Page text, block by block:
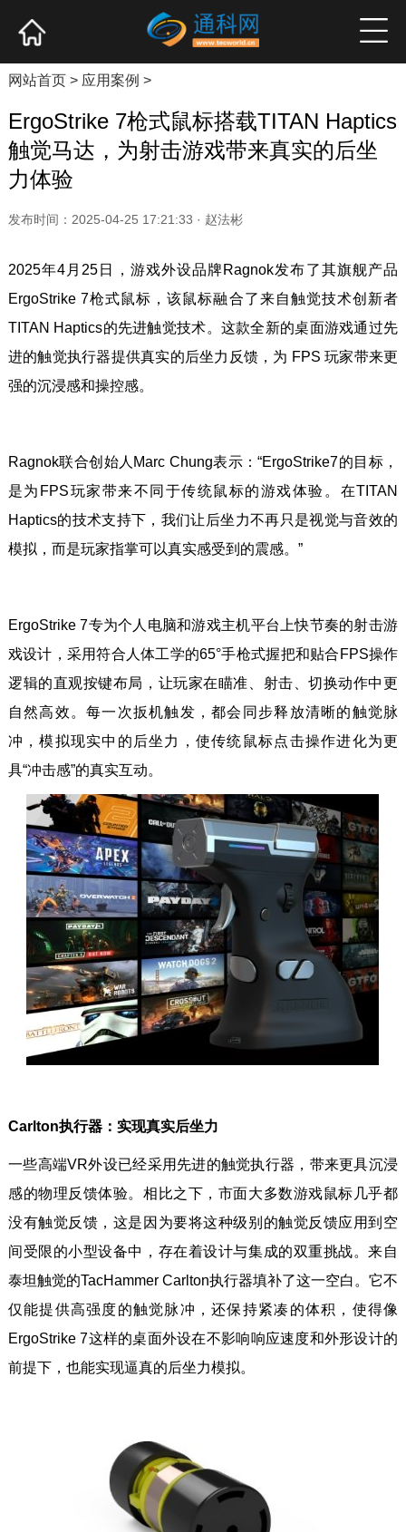
产业资讯 企业新品 高端访谈
网站首页> 应用案例 >
ErgoStrike 7枪式鼠标搭载TITAN Haptics
触觉马达，为射击游戏带来真实的后坐
力体验
发布时间：2025-04-25 17:21:33 · 赵法彬
2025年4月25日，游戏外设品牌Ragnok发布了其旗舰产品
ErgoStrike 7枪式鼠标，该鼠标融合了来自触觉技术创新者
TITAN Haptics的先进触觉技术。这款全新的桌面游戏通过先
进的触觉执行器提供真实的后坐力反馈，为 FPS 玩家带来更
强的沉浸感和操控感。
Ragnok联合创始人Marc Chung表示：“ErgoStrike7的目标，
是为FPS玩家带来不同于传统鼠标的游戏体验。在TITAN
Haptics的技术支持下，我们让后坐力不再只是视觉与音效的
模拟，而是玩家指掌可以真实感受到的震感。”
ErgoStrike 7专为个人电脑和游戏主机平台上快节奏的射击游
戏设计，采用符合人体工学的65°手枪式握把和贴合FPS操作
逻辑的直观按键布局，让玩家在瞄准、射击、切换动作中更
自然高效。每一次扳机触发，都会同步释放清晰的触觉脉
冲，模拟现实中的后坐力，使传统鼠标点击操作进化为更
具“冲击感”的真实互动。
Carlton执行器：实现真实后坐力
一些高端VR外设已经采用先进的触觉执行器，带来更具沉浸
感的物理反馈体验。相比之下，市面大多数游戏鼠标几乎都
没有触觉反馈，这是因为要将这种级别的触觉反馈应用到空
间受限的小型设备中，存在着设计与集成的双重挑战。来自
泰坦触觉的TacHammer Carlton执行器填补了这一空白。它不
仅能提供高强度的触觉脉冲，还保持紧凑的体积，使得像
ErgoStrike 7这样的桌面外设在不影响响应速度和外形设计的
前提下，也能实现逼真的后坐力模拟。